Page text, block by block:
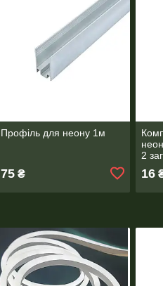
Профіль для неону 1м
75₴
2
16